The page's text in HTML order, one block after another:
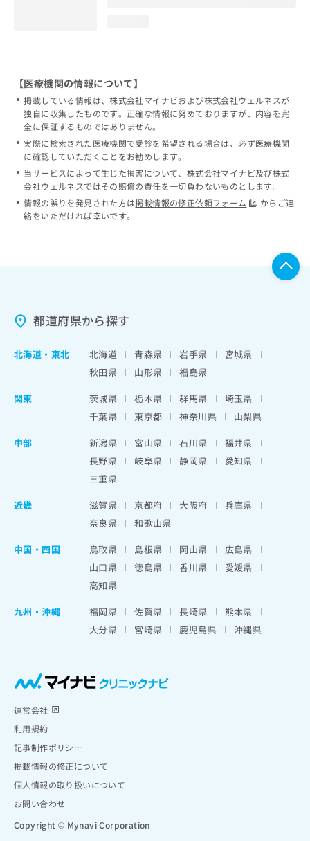
【医療機関の情報について】
掲載している情報は、株式会社マイナビおよび株式会社ウェルネスが
独自に収集したものです。正確な情報に努めておりますが、内容を完
全に保証するものではありません。
実際に検索された医療機関で受診を希望される場合は、必ず医療機関
に確認していただくことをお勧めします。
当サービスによって生じた損害について、株式会社マイナビ及び株式
会社ウェルネスではその賠償の責任を一切負わないものとします。
情報の誤りを発見された方は掲載情報の修正依頼フォーム
からご連
絡をいただければ幸いです。
都道府県から探す
北海道 ・ 東北 北海道 青森県 岩手県
宮城県
秋田県
山形県
福島県
関東
茨城県 栃木県 群馬県
埼玉県
千葉県
東京都 神奈川県
山梨県
中部
新潟県 富山県 石川県
福井県
長野県
岐阜県 静岡県
愛知県
三重県
近畿
滋賀県 京都府 大阪府
兵庫県
奈良県
和歌山県
中国・四国
鳥取県 島根県 岡山県
広島県
山口県
徳島県 香川県
愛媛県
高知県
九州・沖縄
福岡県 佐賀県 長崎県
熊本県
大分県
宮崎県 鹿児島県 沖縄県
運営会社
利用規約
記事制作ポリシー
掲載情報の修正について
個人情報の取り扱いについて
お問い合わせ
Copyright © Mynavi Corporation